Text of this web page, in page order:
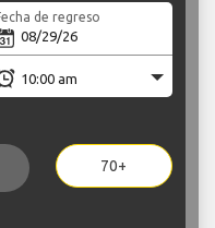
de regreso
70+